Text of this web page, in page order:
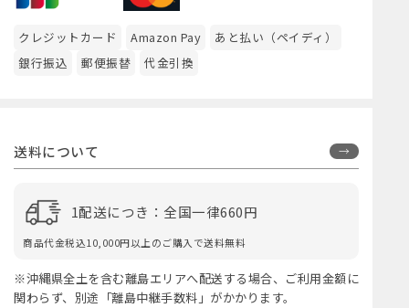
クレジットカード Amazon Pay
あと払い（ペイディ）
銀行振込
郵便振替 代金引換
送料について
1配送につき：全国一律660円
商品代金税込10,000円以上のご購入で送料無料
※沖縄県全土を含む離島エリアへ配送する場合、ご利用金額に
関わらず、別途「離島中継手数料」がかかります。